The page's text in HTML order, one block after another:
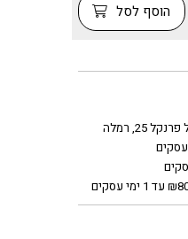
הוסף לסל
25, רמלה